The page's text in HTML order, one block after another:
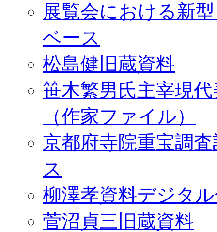
展覧会における新
ベース
松島健旧蔵資料
笹木繁男氏主宰現
（作家ファイル）
京都府寺院重宝調
ス
柳澤孝資料デジタ
菅沼貞三旧蔵資料